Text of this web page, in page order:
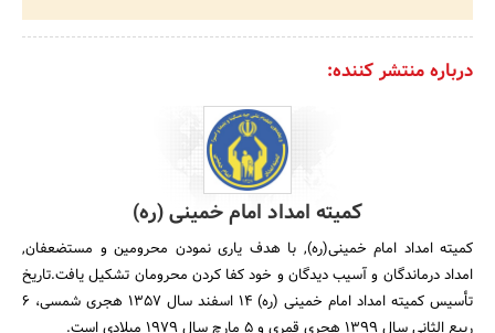
درباره منتشر کننده:
کمیته امداد امام خمینی (ره)
کمیته امداد امام خمینی(ره), با هدف یاری نمودن محرومین و مستضعفان,
امداد درماندگان و آسیب دیدگان و خود کفا کردن محرومان تشکیل یافت.تاریخ
تأسیس کمیته امداد امام خمینی (ره) 14 اسفند سال 1357 هجری شمسی، 6